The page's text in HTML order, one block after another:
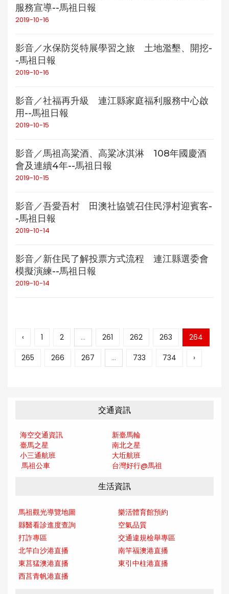
服務宣導--馬祖日報
2019-10-16
影音／水保防災特展學習之旅 土地濫墾、開挖-
-馬祖日報
2019-10-16
影音／社福再升級 連江縣家庭福利服務中心啟
用--馬祖日報
2019-10-15
影音／馬祖高粱酒、高粱冰淇淋 108年國慶酒
會及連續4年--馬祖日報
2019-10-15
影音／吾愛吾村 田澳社協號召住民淨村迎賓客-
-馬祖日報
2019-10-14
影音／新住民了解投票方式流程 連江縣選委會
模擬演練--馬祖日報
2019-10-14
‹ 1 2 ... 261 262 263
264
265
266 267 ... 733 734 ›
交通資訊
海空交通資訊
新臺馬輪
臺馬之星
南北之星
小三通航班
大坵航班
馬祖公車
台灣好行@馬祖
生活資訊
馬祖觀光導覽地圖
樂活體育館預約
縣醫看診進度查詢
空氣品質
打詐專區
交通違規檢舉專區
北竿白沙港直播
南竿福澳港直播
東莒猛澳港直播
東引中柱港直播
西莒青帆港直播